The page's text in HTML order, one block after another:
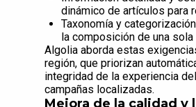
dinámico de artículos para
Taxonomía y
la composición de una
Algolia aborda estas
región, que priorizan
integridad de la experiencia
campañas localizadas.
Mejora de la calidad